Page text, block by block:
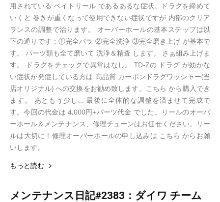
用されている ベイトリール であるあるな症状。ドラグを締めて
いくと 巻きが重くなって使用できない症状ですが 内部のクリア
ランスの調整で治ります。 オーバーホールの基本ステップは以
下の通りです：①完全バラ ②完全洗浄 ③完全磨き上げ が基本で
す。 パーツ類も全て磨いて 洗浄＆精査 します。 さぁ組み上げま
す。 ドラグをチェックで異常はなし。 TD-Zの ドラグ が効かな
い症状が発症している方は 高品質 カーボンドラグワッシャー(当
店オリジナル) への交換をお勧め致します。こちら から購入でき
ます。 あともう少し... 最後に全体的な調整を済ませて完成で
す。今回の代金は 4,000円+パーツ代金 でした。リールのオーバ
ーホール＆メンテナンス、修理チューンはお任せください。リー
ルは大切に！修理オーバーホールの申し込みは こちら からお願
いします。
もっと読む
メンテナンス日記#2383：ダイワ チーム